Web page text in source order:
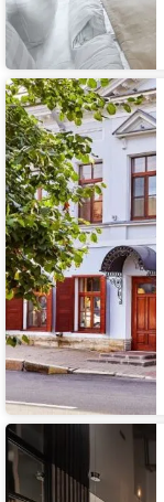
Отель
Александр
Хаус
Апартаменты
Stay2Day